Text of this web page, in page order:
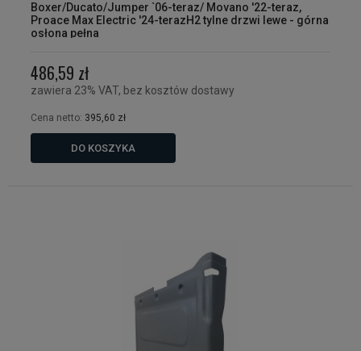
Boxer/Ducato/Jumper `06-teraz/ Movano '22-teraz,
Proace Max Electric '24-terazH2 tylne drzwi lewe - górna
osłona pełna
486,59 zł
zawiera 23% VAT, bez kosztów dostawy
Cena netto: 395,60 zł
DO KOSZYKA